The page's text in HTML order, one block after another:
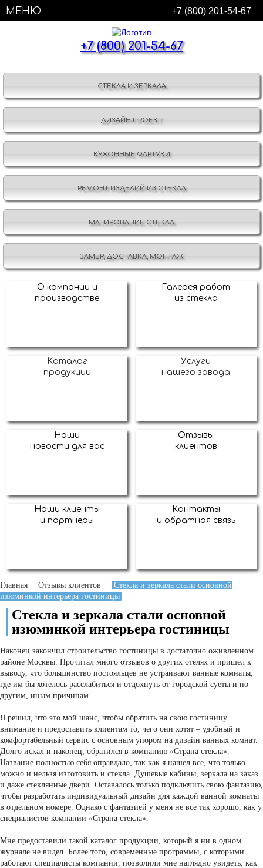
МЕНЮ +7 (800) 201-54-67
+7 (800) 201-54-67
СТЕКЛА И ЗЕРКАЛА
ДИЗАЙН ПРОЕКТ
КУХОННЫЕ ФАРТУКИ
РЕМОНТ ИЗДЕЛИЙ ИЗ СТЕКЛА
МАТИРОВАНИЕ СТЕКЛА
ЗАМЕР, ДОСТАВКА, МОНТАЖ
О компании и
производстве
Галерея работ
из стекла
Каталог
продукции
Услуги
нашего завода
Наши
новости для вас
Отзывы
клиентов
Наши клиенты
и партнеры
Контакты
и обратная связь
Главная Отзывы клиентов
Стекла и зеркала стали основной
изюминкой интерьера гостиницы
Стекла и зеркала стали основной
изюминкой интерьера гостиницы
Наконец закончил строительство гостиницы в достаточно оживленном
районе Москвы. Прочитал много отзывов о других отелях и пришел к
выводу, что большинство постояльцев не устраивают ванные комнаты,
где им бы хотелось расслабиться и отдохнуть от городской суеты и по
другим, иным причинам.
Я решил, что это мой шанс, чтобы обратить на свою гостиницу
внимание и предоставить клиентам то, чего они хотят – удобный и
комфортабельный сервис с основным упором на дизайн ванных комнат.
Долго искал и наконец, обратился в компанию «Страна стекла».
Название полностью себя оправдало, так как я нашел все, что только
можно и нельзя изготовить и стекла. Душевые кабины, зеркала на заказ
и даже стеклянные двери. Оставалось только подключить свою фантазию,
чтобы разработать индивидуальный дизайн для каждой ванной комнаты
в отдельном номере. Однако с фантазией у меня не все так хорошо, как у
специалистов компании «Страна стекла».
Мне предоставили такой каталог продукции, который я ни в одном
журнале не видел. Более того, современные программы, с которыми
работают специалисты компании, позволили мне наглядно увидеть, как